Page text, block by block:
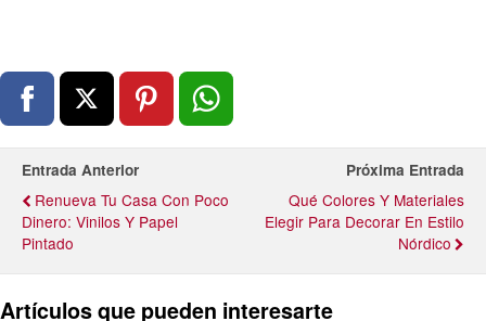
Entrada Anterior
Renueva Tu Casa Con Poco
Dinero: Vinilos Y Papel
Pintado
Próxima Entrada
Qué Colores Y Materiales
Elegir Para Decorar En Estilo
Nórdico
Artículos que pueden interesarte